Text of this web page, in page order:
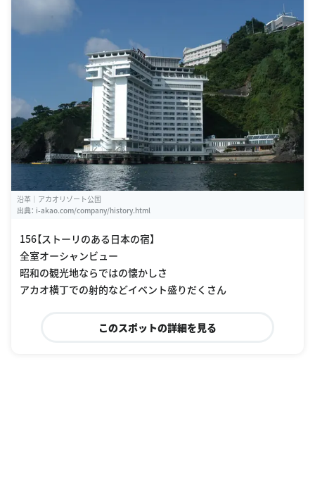
沿革｜アカオリゾート公国
出典： i-akao.com/company/history.html
156【ストーリのある日本の宿】
全室オーシャンビュー
昭和の観光地ならではの懐かしさ
アカオ横丁での射的などイベント盛りだくさん
このスポットの詳細を見る